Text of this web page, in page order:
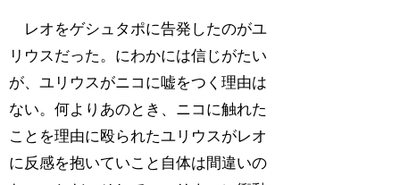
レオをゲシュタポに告発したのがユ
リウスだった。にわかには信じがたい
が、ユリウスがニコに嘘をつく理由は
ない。何よりあのとき、ニコに触れた
ことを理由に殴られたユリウスがレオ
に反感を抱いていこと自体は間違いの